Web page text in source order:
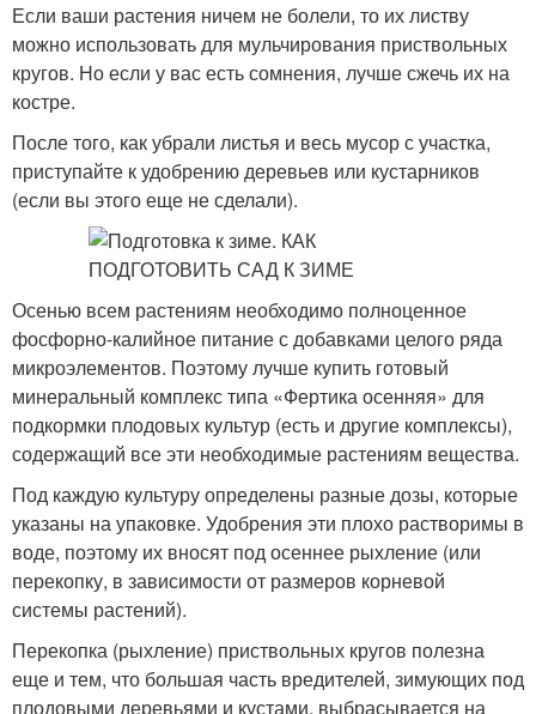
Если ваши растения ничем не болели, то их листву
можно использовать для мульчирования приствольных
кругов. Но если у вас есть сомнения, лучше сжечь их на
костре.
После того, как убрали листья и весь мусор с участка,
приступайте к удобрению деревьев или кустарников
(если вы этого еще не сделали).
Осенью всем растениям необходимо полноценное
фосфорно-калийное питание с добавками целого ряда
микроэлементов. Поэтому лучше купить готовый
минеральный комплекс типа «Фертика осенняя» для
подкормки плодовых культур (есть и другие комплексы),
содержащий все эти необходимые растениям вещества.
Под каждую культуру определены разные дозы, которые
указаны на упаковке. Удобрения эти плохо растворимы в
воде, поэтому их вносят под осеннее рыхление (или
перекопку, в зависимости от размеров корневой
системы растений).
Перекопка (рыхление) приствольных кругов полезна
еще и тем, что большая часть вредителей, зимующих под
плодовыми деревьями и кустами, выбрасывается на